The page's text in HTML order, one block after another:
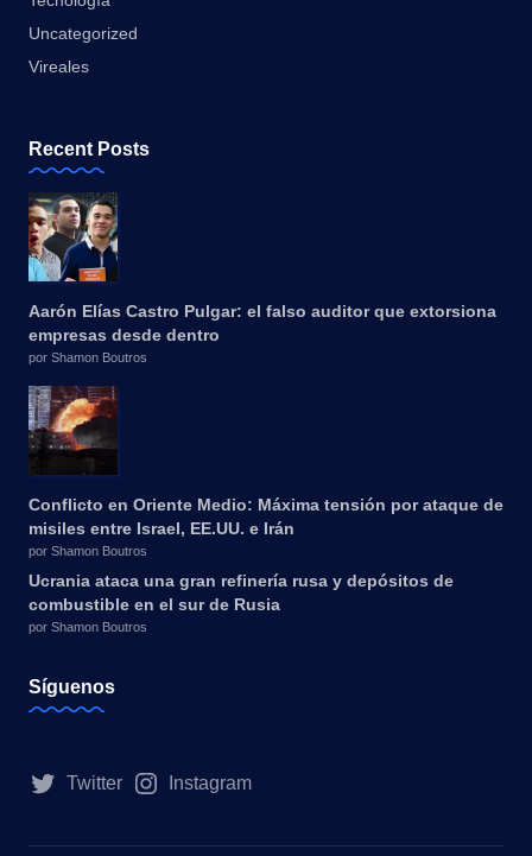
Uncategorized
Vireales
Recent Posts
Aarón Elías Castro Pulgar: el falso auditor que extorsiona
empresas desde dentro
por Shamon Boutros
Conflicto en Oriente Medio: Máxima tensión por ataque de
misiles entre Israel, EE.UU. e Irán
por Shamon Boutros
Ucrania ataca una gran refinería rusa y depósitos de
combustible en el sur de Rusia
por Shamon Boutros
Síguenos
Twitter Instagram